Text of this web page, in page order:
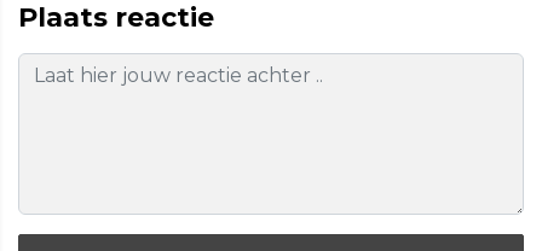
Plaats reactie